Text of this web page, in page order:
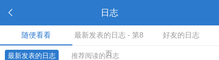
日志
随便看看 最新发表的日志 - 第8
页
好友的日志
最新发表的日志 推荐阅读的日志